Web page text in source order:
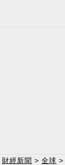
財經新聞 > 全球 >